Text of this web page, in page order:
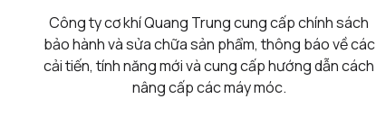
Công ty cơ khí Quang Trung cung cấp chính sách
bảo hành và sửa chữa sản phẩm, thông báo về các
cải tiến, tính năng mới và cung cấp hướng dẫn cách
nâng cấp các máy móc.